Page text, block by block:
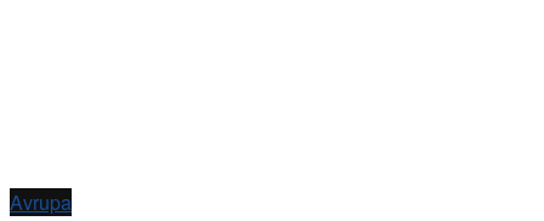
Avrupa